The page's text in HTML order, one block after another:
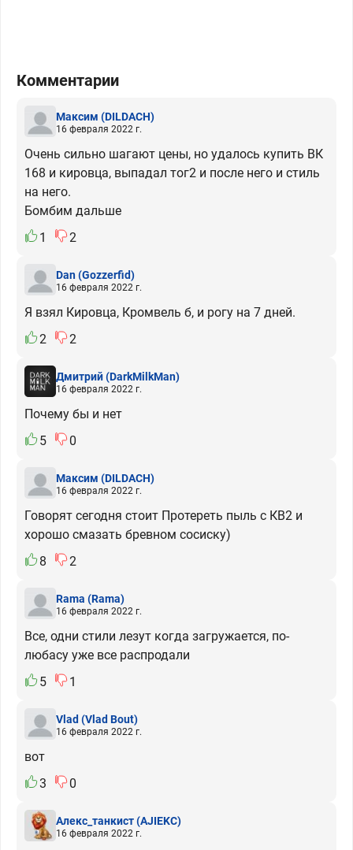
Комментарии
Максим (DILDACH)
16 февраля 2022 г.
Очень сильно шагают цены, но удалось купить ВК
168 и кировца, выпадал тог2 и после него и стиль
на него.
Бомбим дальше
1
2
Dan(Gozzerfid)
16 февраля 2022 г.
Я взял Кировца, Кромвель б, и рогу на 7 дней.
2
2
Дмитрий(DarkMilkMan)
16 февраля 2022 г.
Почему бы и нет
5
0
Максим (DILDACH)
16 февраля 2022 г.
Говорят сегодня стоит Протереть пыль с КВ2 и
хорошо смазать бревном сосиску)
8
2
Rama (Rama)
16 февраля 2022 г.
Все, одни стили лезут когда загружается, по-
любасу уже все распродали
5
1
Vlad(Vlad Bout)
16 февраля 2022 г.
вот
3
0
Алекс_танкист(AJIEKC)
16 февраля 2022 г.